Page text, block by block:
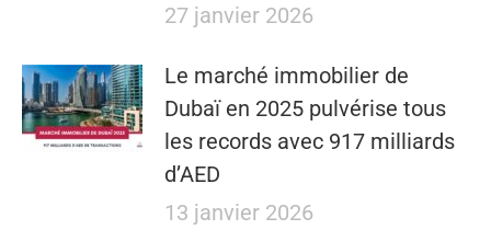
27 janvier 2026
Le marché immobilier de
Dubaï en 2025 pulvérise tous
les records avec 917 milliards
d’AED
13 janvier 2026